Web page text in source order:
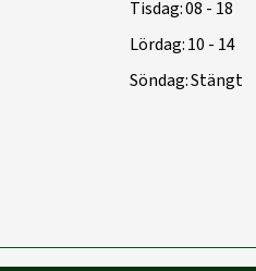
Tisdag: 08 - 18
Lördag: 10 - 14
Söndag: Stängt